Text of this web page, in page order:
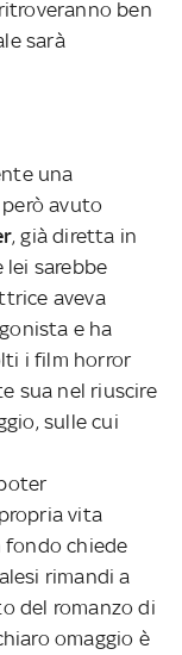
ben
sarà
una
però avuto
, già diretta in
lei sarebbe
aveva
e ha
i film horror
sua nel riuscire
sulle cui
vita
fondo chiede
rimandi a
del romanzo di
omaggio è